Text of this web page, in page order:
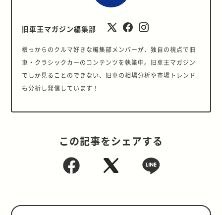
旧車王マガジン編集部
根っからのクルマ好きな編集部メンバーが、独自の視点で旧
車・クラシックカーのコンテンツを執筆中。旧車王マガジン
でしか見ることのできない、旧車の相場分析や市場トレンド
も分析し発信しています！
この記事をシェアする